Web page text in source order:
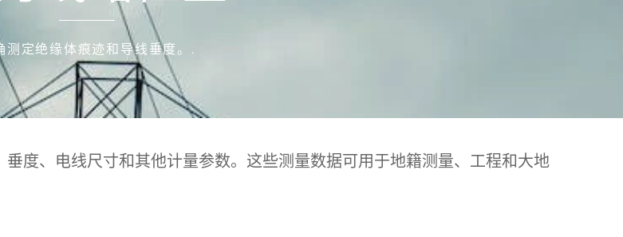
测定绝缘体痕迹和导线垂度。.
度、电线尺寸和其他计量参数。这些测量数据可用于地籍测量、工程和大地